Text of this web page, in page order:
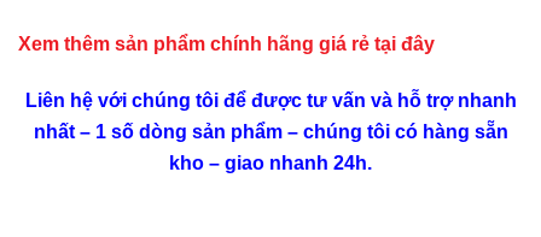
Xem thêm sản phẩm chính hãng giá rẻ tại đây
Liên hệ với chúng tôi để được tư vấn và hỗ trợ nhanh
nhất – 1 số dòng sản phẩm – chúng tôi có hàng sẵn
kho – giao nhanh 24h.